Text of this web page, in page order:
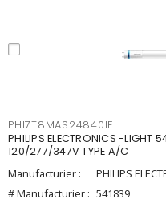
PHI7T8MAS24840IF
PHILIPS ELECTRONICS -LIGHT
120/277/347V TYPE A/C
Manufacturier :
PHILIPS
# Manufacturier : 541839